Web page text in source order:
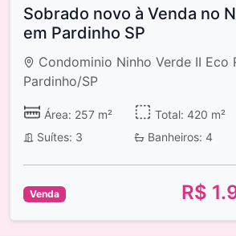
Sobrado novo à Venda no
em Pardinho SP
Condominio Ninho Verde II Eco
Pardinho/SP
Área: 257 m² Total: 420 m²
Suítes: 3
Banheiros: 4
Venda R$